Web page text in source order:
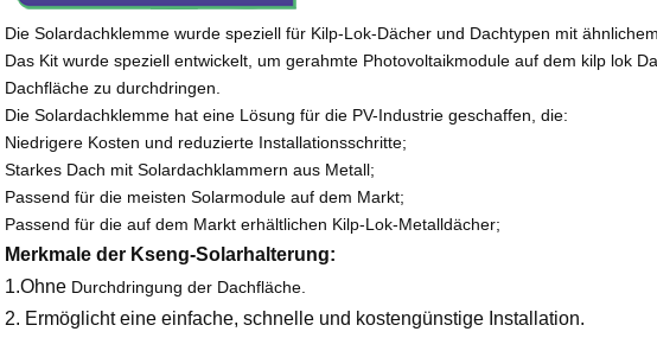
Die Solardachklemme wurde speziell für Kilp-Lok-Dächer und Dachtypen mit
Das Kit wurde speziell entwickelt, um gerahmte Photovoltaikmodule auf dem kilp lok
Dachfläche zu durchdringen.
Die Solardachklemme hat eine Lösung für die PV-Industrie geschaffen, die:
Niedrigere Kosten und reduzierte Installationsschritte;
Starkes Dach mit Solardachklammern aus Metall;
Passend für die meisten Solarmodule auf dem Markt;
Passend für die auf dem Markt erhältlichen Kilp-Lok-Metalldächer;
Merkmale der Kseng-Solarhalterung:
1.Ohne Durchdringung der Dachfläche.
2. Ermöglicht eine einfache, schnelle und kostengünstige Installation.